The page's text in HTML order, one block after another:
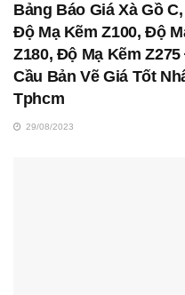
Bảng Báo Giá Xà Gồ
Độ Mạ Kẽm Z100, Độ
Z180, Độ Mạ Kẽm
Cầu Bản Vẽ Giá Tốt
Tphcm
29/08/2023